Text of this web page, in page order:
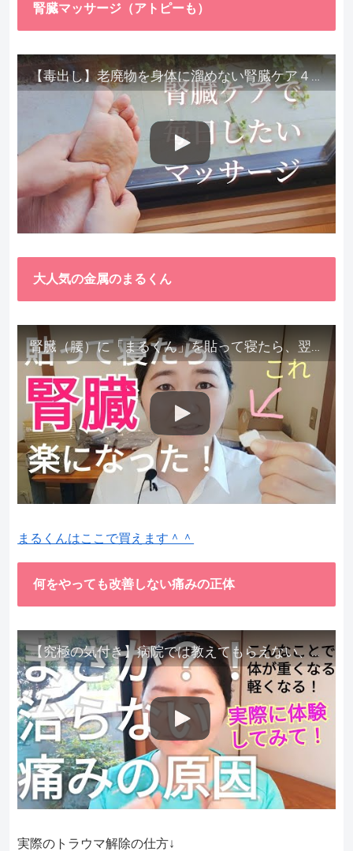
腎臓マッサージ（アトピーも）
【毒出し】老廃物を身体に溜めない腎臓ケア４種をご紹介します。
大人気の金属のまるくん
腎臓（腰）に「まるくん」を貼って寝たら、翌朝めちゃ楽でびっくりしました。腎臓叩いても痛くない！【お客様の声を試してみた】
まるくんはここで買えます＾＾
何をやっても改善しない痛みの正体
【究極の気付き】病院では教えてもらえない、その長年悩んできた痛み、症状、どうして治らないのか？痛みの正体、実際に今すぐ試して知ってほしい。
実際のトラウマ解除の仕方↓